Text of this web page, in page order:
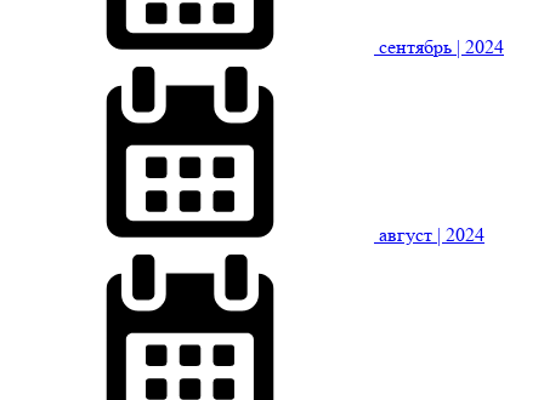
сентябрь | 2024
август | 2024